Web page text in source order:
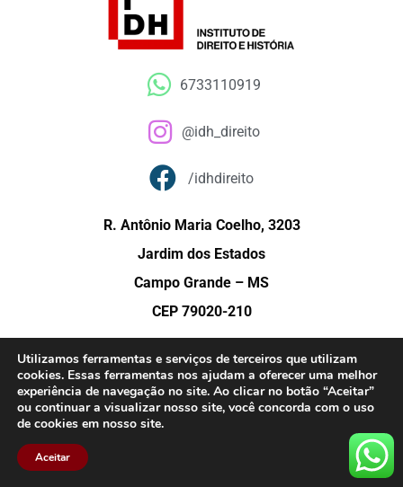
6733110919
@idh_direito
/idhdireito
R. Antônio Maria Coelho, 3203
Jardim dos Estados
Campo Grande – MS
CEP 79020-210
© Copyright 2015 – Instituto de Direito e História (IDH) – Todos os direitos
reservados.
Utilizamos ferramentas e serviços de terceiros que utilizam
cookies. Essas ferramentas nos ajudam a oferecer uma melhor
experiência de navegação no site. Ao clicar no botão “Aceitar”
ou continuar a visualizar nosso site, você concorda com o uso
de cookies em nosso site.
Aceitar